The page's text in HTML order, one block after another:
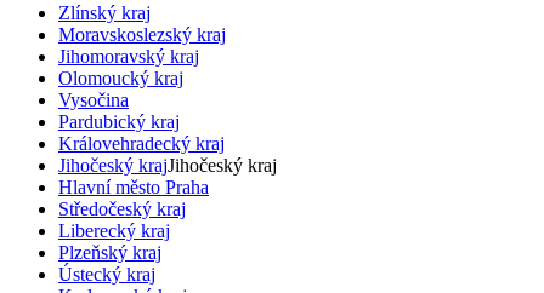
Zlínský kraj
Moravskoslezský kraj
Jihomoravský kraj
Olomoucký kraj
Vysočina
Pardubický kraj
Královehradecký kraj
Jihočeský krajJihočeský kraj
Hlavní město Praha
Středočeský kraj
Liberecký kraj
Plzeňský kraj
Ústecký kraj